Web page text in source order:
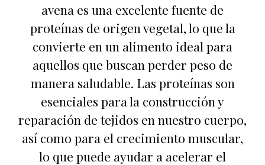
avena es una excelente fuente de
proteínas de origen vegetal, lo que la
convierte en un alimento ideal para
aquellos que buscan perder peso de
manera saludable. Las proteínas son
esenciales para la construcción y
reparación de tejidos en nuestro cuerpo,
así como para el crecimiento muscular,
lo que puede ayudar a acelerar el